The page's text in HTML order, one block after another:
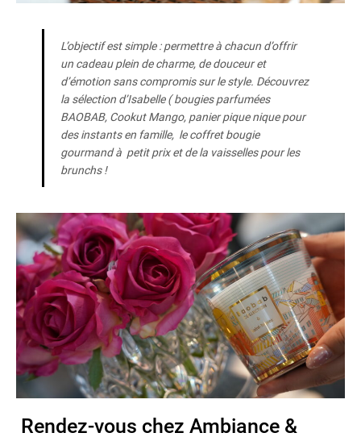
L’objectif est simple : permettre à chacun d’offrir
un cadeau plein de charme, de douceur et
d’émotion sans compromis sur le style. Découvrez
la sélection d’Isabelle ( bougies parfumées
BAOBAB, Cookut Mango, panier pique nique pour
des instants en famille, le coffret bougie
gourmand à petit prix et de la vaisselles pour les
brunchs !
Rendez-vous chez Ambiance &